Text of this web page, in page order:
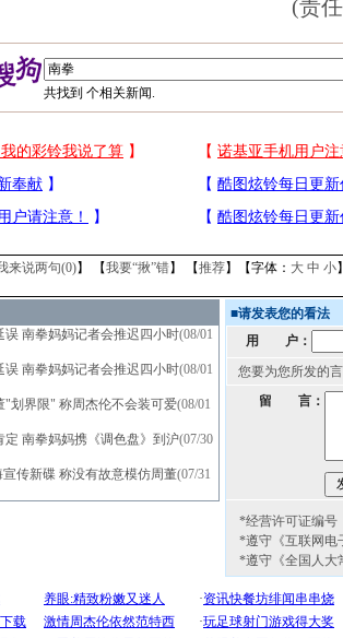
(责
共找到 个相关新闻.
来说两句(0)】 【我要“揪”错】 【推荐】【字体： 大 中 小
误 南拳妈妈记者会推迟四小时(08/01
误 南拳妈妈记者会推迟四小时(08/01
"划界限" 称周杰伦不会装可爱(08/01
定 南拳妈妈携《调色盘》到沪(07/30
传新碟 称没有故意模仿周董(07/31
■请发表您的看法
用 户：
您要为您所发的
留 言：
*经营许可证编号
*遵守《互联网电
*遵守《全国人大